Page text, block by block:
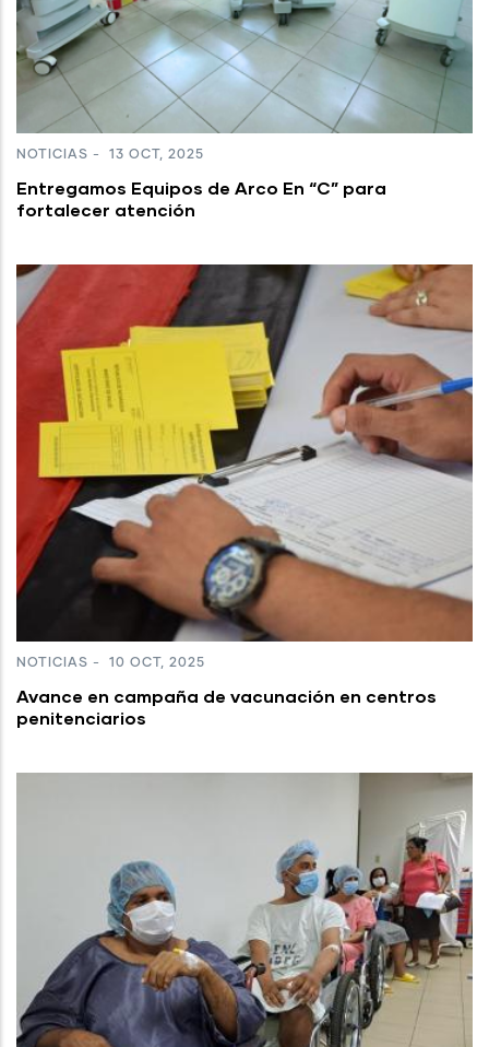
NOTICIAS - 13 OCT, 2025
Entregamos Equipos de Arco En “C” para
fortalecer atención
NOTICIAS - 10 OCT, 2025
Avance en campaña de vacunación en centros
penitenciarios